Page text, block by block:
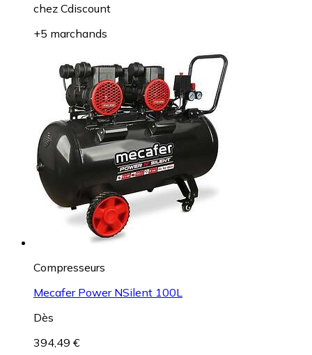
chez Cdiscount
+5 marchands
Compresseurs
Mecafer Power NSilent 100L
Dès
394,49 €